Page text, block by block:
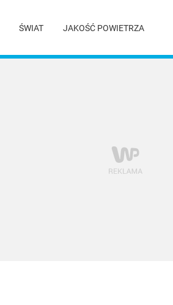
ŚWIAT JAKOŚĆ POWIETRZA